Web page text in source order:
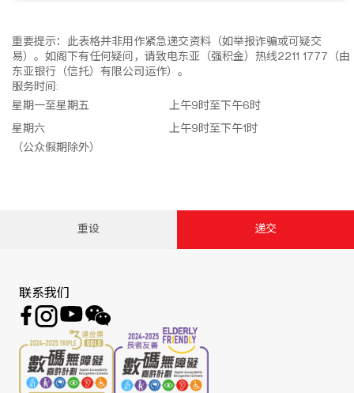
重要提示：此表格并非用作紧急递交资料（如举报诈骗或可疑交
易）。如阁下有任何疑问，请致电东亚（强积金）热线2211 1777（由
东亚银行（信托）有限公司运作）。
服务时间:
星期一至星期五
上午9时至下午6时
星期六
上午9时至下午1时
（公众假期除外）
联系我们